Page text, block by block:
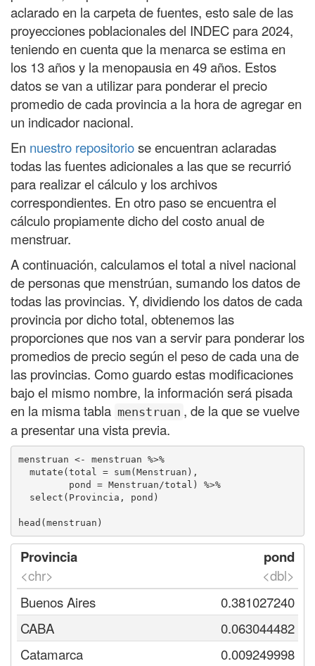
aclarado en la carpeta de fuentes, esto sale de las
proyecciones poblacionales del INDEC para 2024,
teniendo en cuenta que la menarca se estima en
los 13 años y la menopausia en 49 años. Estos
datos se van a utilizar para ponderar el precio
promedio de cada provincia a la hora de agregar en
un indicador nacional.
En nuestro repositoriose encuentran aclaradas
todas las fuentes adicionales a las que se recurrió
para realizar el cálculo y los archivos
correspondientes. En otro paso se encuentra el
cálculo propiamente dicho del costo anual de
menstruar.
A continuación, calculamos el total a nivel nacional
de personas que menstrúan, sumando los datos de
todas las provincias. Y, dividiendo los datos de cada
provincia por dicho total, obtenemos las
proporciones que nos van a servir para ponderar los
promedios de precio según el peso de cada una de
las provincias. Como guardo estas modificaciones
bajo el mismo nombre, la información será pisada
en la misma tabla menstruan , de la que se vuelve
a presentar una vista previa.
menstruan <- menstruan %>%
head(menstruan)
Provincia
<chr>
pond
<dbl>
Buenos Aires
0.381027240
CABA
0.063044482
Catamarca
0.009249998